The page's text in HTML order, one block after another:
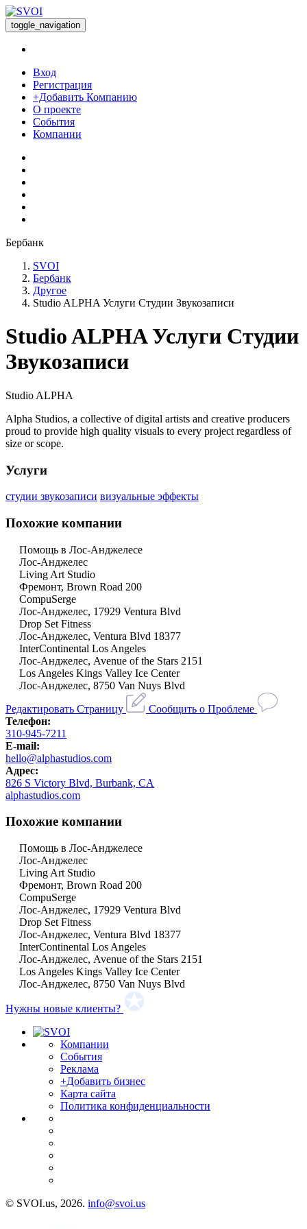
toggle_navigation
Вход
Регистрация
+Добавить Компанию
О проекте
События
Компании
Бербанк
SVOI
Бербанк
Другое
Studio ALPHA Услуги Студии Звукозаписи
Studio ALPHA Услуги Студии
Звукозаписи
Studio ALPHA
Alpha Studios, a collective of digital artists and creative producers
proud to provide high quality visuals to every project regardless of
size or scope.
Услуги
студии звукозаписи визуальные эффекты
Похожие компании
Помощь в Лос-Анджелесе
Лос-Анджелес
Living Art Studio
Фремонт, Brown Road 200
CompuSerge
Лос-Анджелес, 17929 Ventura Blvd
Drop Set Fitness
Лос-Анджелес, Ventura Blvd 18377
InterContinental Los Angeles
Лос-Анджелес, Avenue of the Stars 2151
Los Angeles Kings Valley Ice Center
Лос-Анджелес, 8750 Van Nuys Blvd
Редактировать Страницу
Сообщить о Проблеме
Телефон:
310-945-7211
E-mail:
hello@alphastudios.com
Адрес:
826 S Victory Blvd, Burbank, CA
alphastudios.com
Похожие компании
Помощь в Лос-Анджелесе
Лос-Анджелес
Living Art Studio
Фремонт, Brown Road 200
CompuSerge
Лос-Анджелес, 17929 Ventura Blvd
Drop Set Fitness
Лос-Анджелес, Ventura Blvd 18377
InterContinental Los Angeles
Лос-Анджелес, Avenue of the Stars 2151
Los Angeles Kings Valley Ice Center
Лос-Анджелес, 8750 Van Nuys Blvd
Нужны новые клиенты?
Компании
События
Реклама
+Добавить бизнес
Карта сайта
Политика конфиденциальности
© SVOI.us, 2026. info@svoi.us